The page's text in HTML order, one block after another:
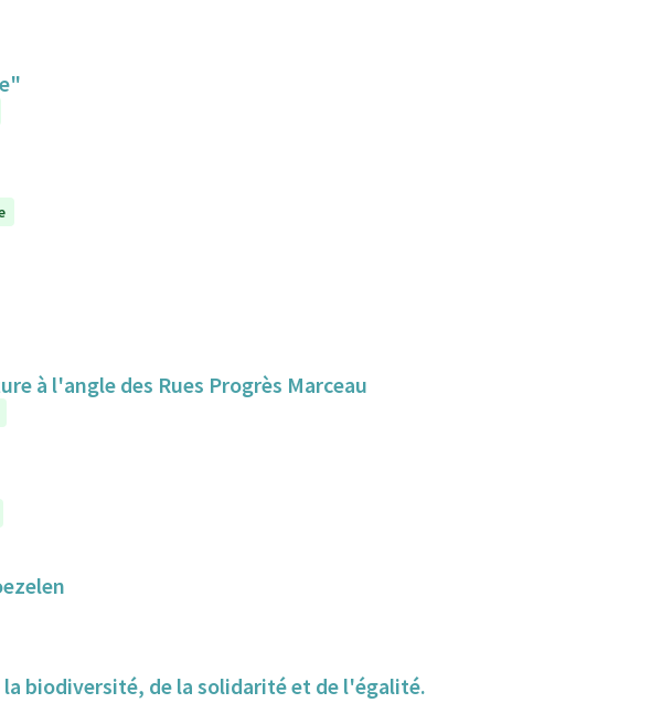
à l'angle des Rues Progrès Marceau
la biodiversité, de la solidarité et de l'égalité.